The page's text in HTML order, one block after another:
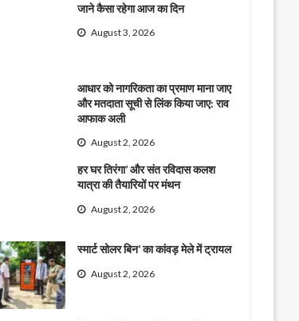
जाने कैसा रहेगा आज का दिन
August 3, 2026
आधार को नागरिकता का प्रमाण माना जाए
और मतदाता सूची से लिंक किया जाए: राव
आफाक अली
August 2, 2026
हर घर तिरंगा’ और संत रविदास कलश
यात्रा की तैयारियों पर मंथन
August 2, 2026
स्मार्ट सोलर बिन’ का कांवड़ मेले में ट्रायल
August 2, 2026